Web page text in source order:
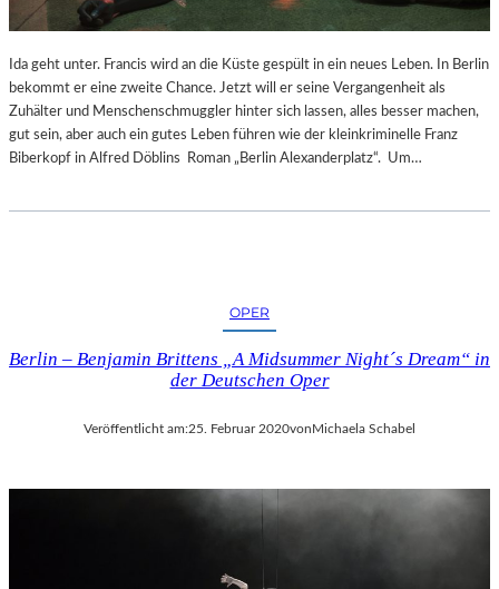
Ida geht unter. Francis wird an die Küste gespült in ein neues Leben. In Berlin
bekommt er eine zweite Chance. Jetzt will er seine Vergangenheit als
Zuhälter und Menschenschmuggler hinter sich lassen, alles besser machen,
gut sein, aber auch ein gutes Leben führen wie der kleinkriminelle Franz
Biberkopf in Alfred Döblins Roman „Berlin Alexanderplatz“. Um…
OPER
Berlin – Benjamin Brittens „A Midsummer Night´s Dream“ in
der Deutschen Oper
Veröffentlicht am:25. Februar 2020vonMichaela Schabel